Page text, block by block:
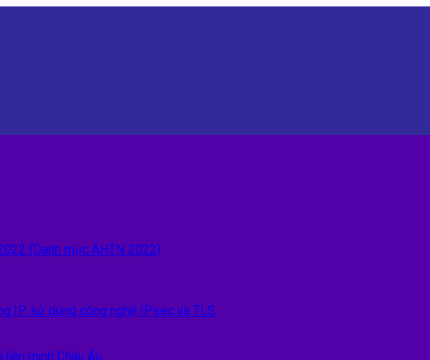
(Danh mục AHTN 2022)
IP sử dụng công nghệ IPsec và TLS
minh Châu Âu